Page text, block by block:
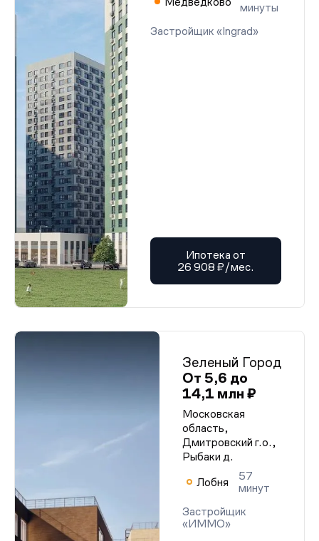
минуты
Застройщик «Ingrad»
Ипотека от
26 908 ₽/мес.
Зеленый Город
От 5,6 до
14,1 млн ₽
Московская
область,
Дмитровский г.о.,
Рыбаки д.
Лобня
57
минут
Застройщик
«ИММО»